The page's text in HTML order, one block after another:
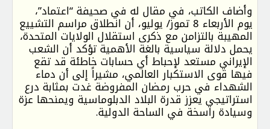
وأضاف الكاتب، في مقال له في صحيفة “اعتماد”،
يوم الأربعاء 8 تموز/ يوليو، أن انطلاق مراسم التشييع
المهيبة بالتزامن مع ذكرى استقلال الولايات المتحدة،
يحمل دلالة سياسية بالغة الأهمية تؤكد أن الشعب
الإيراني مستعد لإحباط أي حسابات خاطئة قد تقع
فيها قوى الاستكبار العالمي، مشيراً إلى أن دماء
الشهداء في حرب رمضان المفروضة غدت بمثابة درع
استراتيجي يعزز قدرة البلاد الدبلوماسية ويمنحها عزة
وسيادة راسخة في الساحة الدولية.